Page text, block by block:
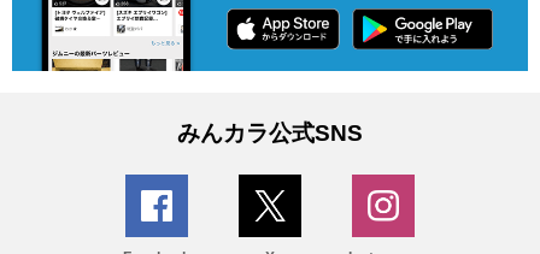
みんカラ公式SNS